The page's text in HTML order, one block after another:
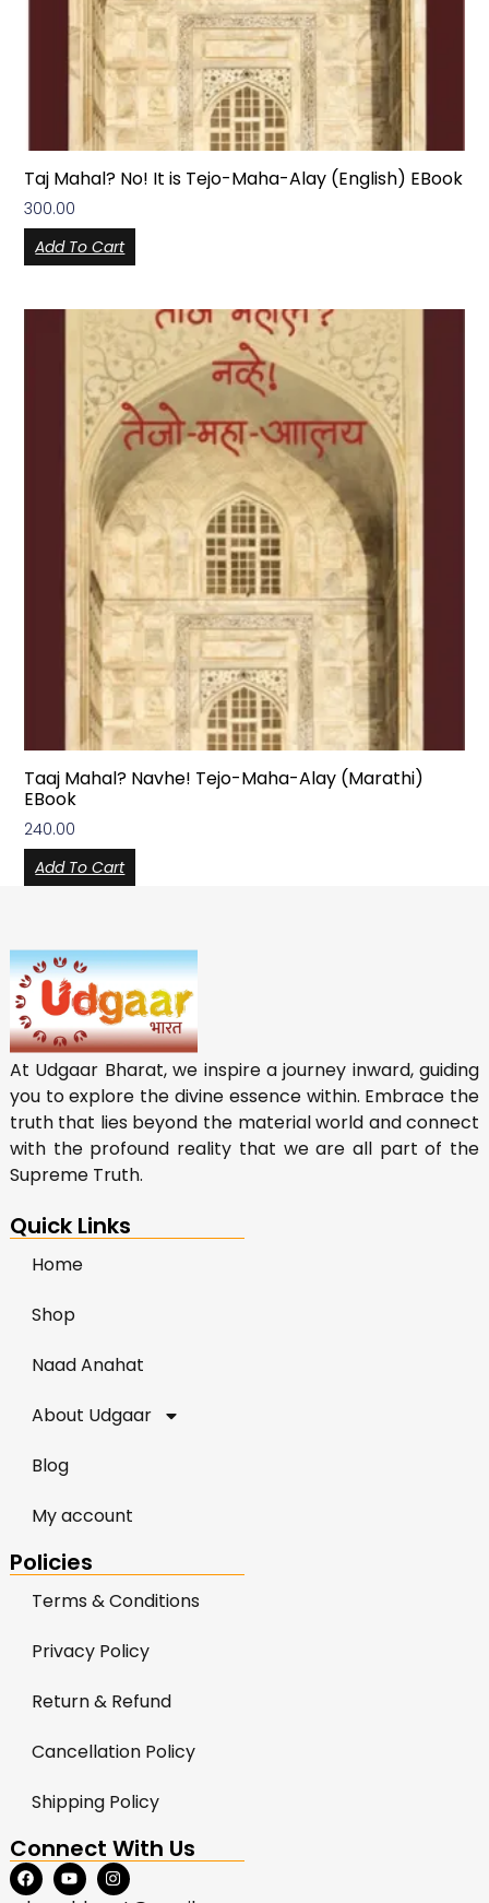
Taj Mahal? No! It is Tejo-Maha-Alay (English) EBook
300.00
Add To Cart
Taaj Mahal? Navhe! Tejo-Maha-Alay (Marathi)
EBook
240.00
Add To Cart
At Udgaar Bharat, we inspire a journey inward, guiding
you to explore the divine essence within. Embrace the
truth that lies beyond the material world and connect
with the profound reality that we are all part of the
Supreme Truth.
Quick Links
Home
Shop
Naad Anahat
About Udgaar
Blog
My account
Policies
Terms & Conditions
Privacy Policy
Return & Refund
Cancellation Policy
Shipping Policy
Connect With Us